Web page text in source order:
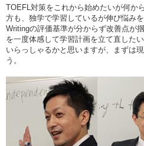
TOEFL対策をこれから始めたいが何か
方も、独学で学習しているが伸び悩み
Writingの評価基準が分からず改善点が
を一度体感して学習計画を立て直した
いらっしゃるかと思いますが、まずは
う。